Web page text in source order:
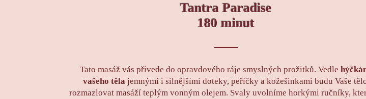
Tantra Paradise
180 minut
Tato masáž vás přivede do opravdového ráje smyslných prožitků. Vedle
vašeho tělajemnými i silnějšími doteky, peříčky a kožešinkami budu Vaše
rozmazlovat masáží teplým vonným olejem. Svaly uvolníme horkými ručníky,